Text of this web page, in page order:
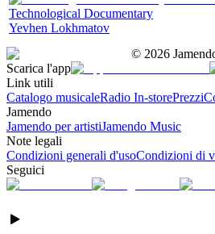
Technological Documentary
Yevhen Lokhmatov
© 2026
Scarica l'app
Link utili
Catalogo musicaleRadio In-storePrezzi
Jamendo
Jamendo per artistiJamendo Music
Note legali
Condizioni generali d'usoCondizioni di
Seguici